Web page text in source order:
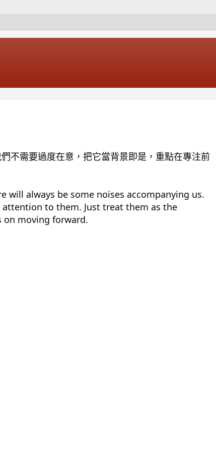
不需要過度在意，把它當背景即是，重點在專注前
will always be some noises accompanying us.
attention to them. Just treat them as the
on moving forward.